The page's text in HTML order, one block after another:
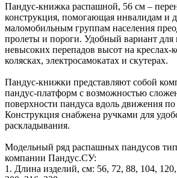
Пандус-книжка распашной, 56 см –
конструкция, помогающая инвалидам и
маломобильным группам населения
пролеты и пороги. Удобный вариант для
невысоких перепадов высот на креслах-
колясках, электросамокатах и скутерах.
Пандус-книжки представляют собой
пандус-платформ с возможностью
поверхности пандуса вдоль движения
Конструкция снабжена ручками для
раскладывания.
Модельный ряд распашных пандусов
компании Пандус.СУ:
1. Длина изделий, см: 56, 72, 88, 104,